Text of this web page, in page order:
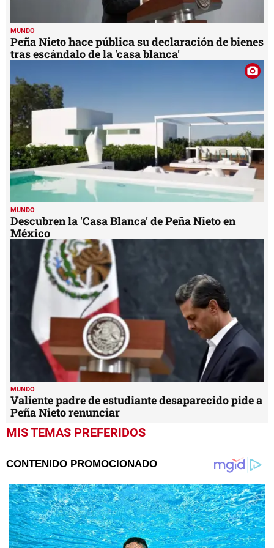
MUNDO
Peña Nieto hace pública su declaración de bienes
tras escándalo de la 'casa blanca'
MUNDO
Descubren la 'Casa Blanca' de Peña Nieto en
México
MUNDO
Valiente padre de estudiante desaparecido pide a
Peña Nieto renunciar
MIS TEMAS PREFERIDOS